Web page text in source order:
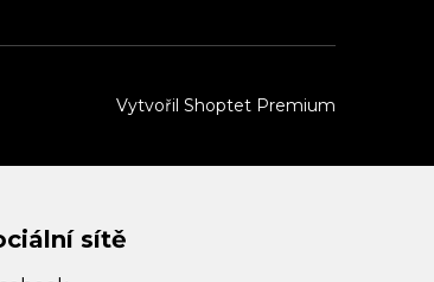
Vytvořil Shoptet Premium
sítě